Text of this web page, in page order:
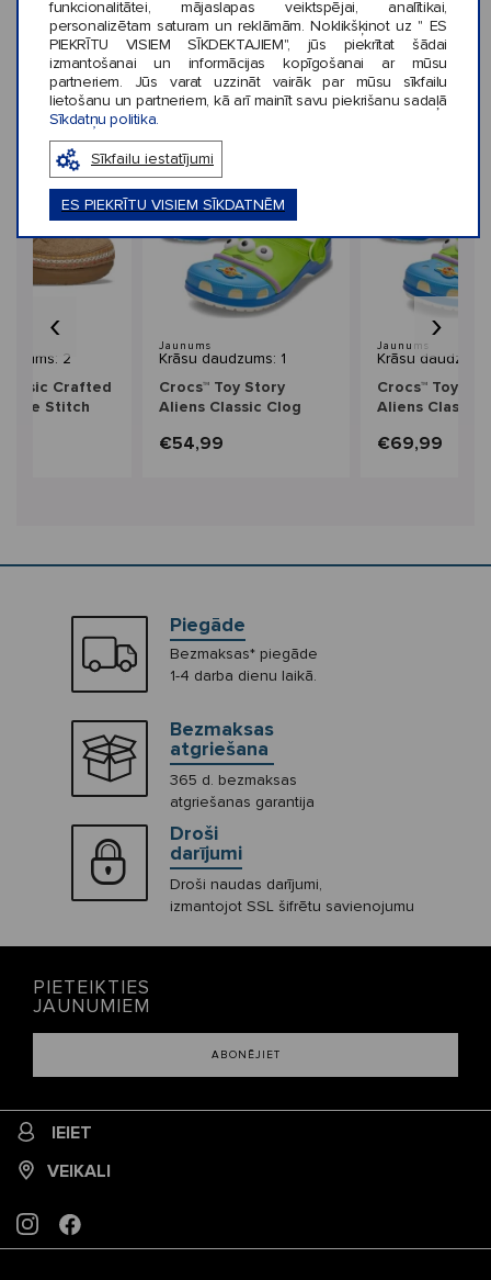
funkcionalitātei, mājaslapas veiktspējai, analītikai,
personalizētam saturam un reklāmām. Noklikšķinot uz " ES
PIEKRĪTU VISIEM SĪKDEKTAJIEM", jūs piekrītat šādai
izmantošanai un informācijas kopīgošanai ar mūsu
partneriem. Jūs varat uzzināt vairāk par mūsu sīkfailu
lietošanu un partneriem, kā arī mainīt savu piekrišanu sadaļā
Sīkdatņu politika.
Sīkfailu iestatījumi
ES PIEKRĪTU VISIEM SĪKDATNĒM
KLIENTU ATSAUKSMES (0)
Līdzīga stila preces
2
Crafted
Stitch
Jaunums
Krāsu daudzums: 1
Crocs™ Toy Story
Aliens Classic Clog
€54,99
Jaunums
Krāsu
Crocs™ Toy
Aliens Classic
€69,99
‹ ›
Piegāde
Bezmaksas* piegāde
1-4 darba dienu laikā.
Bezmaksas
atgriešana
365 d. bezmaksas
atgriešanas garantija
Droši
darījumi
Droši naudas darījumi,
izmantojot SSL šifrētu savienojumu
PIETEIKTIES
JAUNUMIEM
ABONĒJIET
IEIET
VEIKALI
INSTAGRAM
FACEBOOK